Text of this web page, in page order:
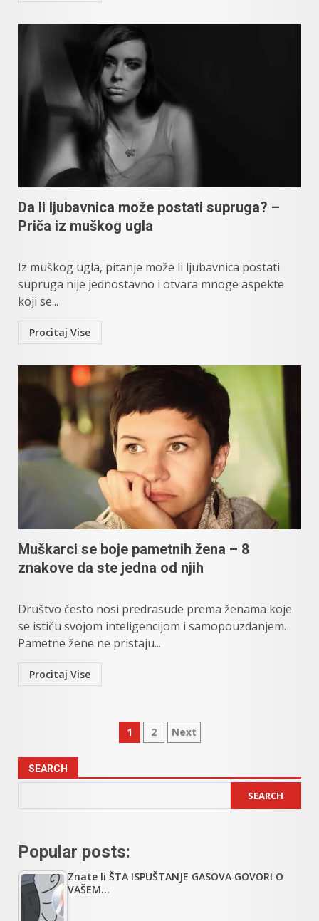
Da li ljubavnica može postati supruga? –
Priča iz muškog ugla
Iz muškog ugla, pitanje može li ljubavnica postati
supruga nije jednostavno i otvara mnoge aspekte
koji se...
Procitaj Vise
Muškarci se boje pametnih žena – 8
znakove da ste jedna od njih
Društvo često nosi predrasude prema ženama koje
se ističu svojom inteligencijom i samopouzdanjem.
Pametne žene ne pristaju...
Procitaj Vise
Posts
1 2 Next
SEARCH
SEARCH
Popular posts:
Znate li ŠTA ISPUŠTANJE GASOVA GOVORI O
VAŠEM…